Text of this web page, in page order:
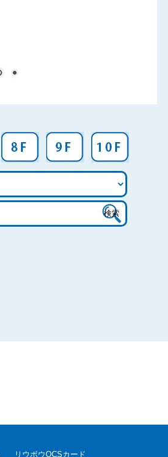
リウボウOCSカード